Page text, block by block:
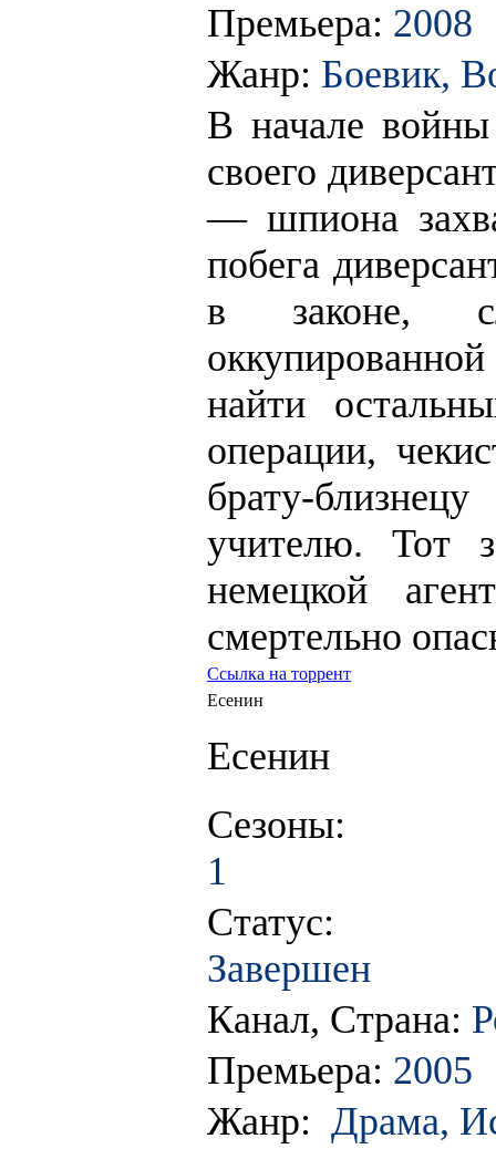
Премьера: 2008
Жанр: Боевик,
В начале
своего
— шпиона
побега
в законе,
найти
операции,
брату-
учителю. Тот
немецкой
смертельно
Ссылка на торрент
Есенин
Есенин
Сезоны:
1
Статус:
Завершен
Канал, Страна:
Премьера: 2005
Жанр: Драма,